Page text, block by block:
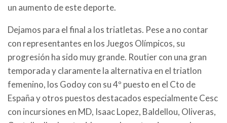
un aumento de este deporte.
Dejamos para el final a los triatletas. Pese a no contar
con representantes en los Juegos Olímpicos, su
progresión ha sido muy grande. Routier con una gran
temporada y claramente la alternativa en el triatlon
femenino, los Godoy con su 4º puesto en el Cto de
España y otros puestos destacados especialmente Cesc
con incursiones en MD, Isaac Lopez, Baldellou, Oliveras,